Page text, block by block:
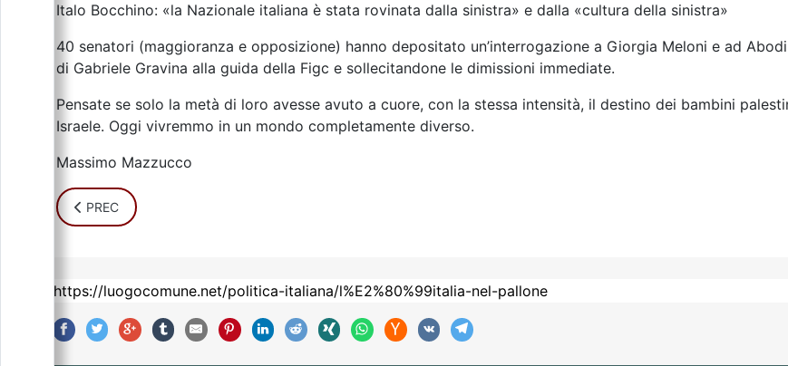
Italo Bocchino: «la Nazionale italiana è stata rovinata dalla sinistra» e dalla «cultura della sinistra»
40 senatori (maggioranza e opposizione) hanno depositato un’interrogazione a Giorgia Meloni e ad
di Gabriele Gravina alla guida della Figc e sollecitandone le dimissioni immediate.
Pensate se solo la metà di loro avesse avuto a cuore, con la stessa intensità, il destino dei bambini
Israele. Oggi vivremmo in un mondo completamente diverso.
Massimo Mazzucco
ARTICOLO PRECEDENTE: MELONI COMPLICE DI ISRAELE
PREC